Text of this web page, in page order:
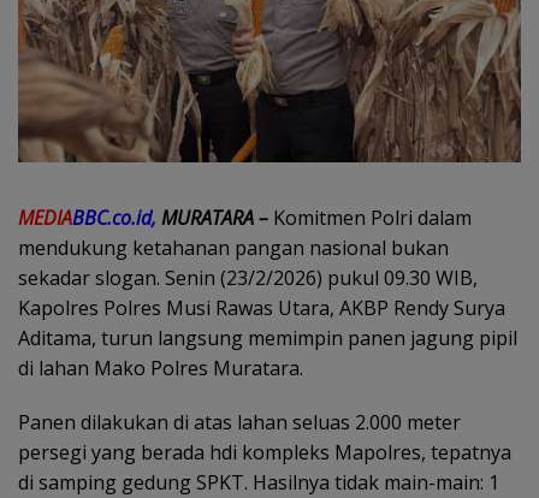
MEDIABBC.co.id, MURATARA – Komitmen Polri dalam
mendukung ketahanan pangan nasional bukan
sekadar slogan. Senin (23/2/2026) pukul 09.30 WIB,
Kapolres Polres Musi Rawas Utara, AKBP Rendy Surya
Aditama, turun langsung memimpin panen jagung pipil
di lahan Mako Polres Muratara.
Panen dilakukan di atas lahan seluas 2.000 meter
persegi yang berada hdi kompleks Mapolres, tepatnya
di samping gedung SPKT. Hasilnya tidak main-main: 1